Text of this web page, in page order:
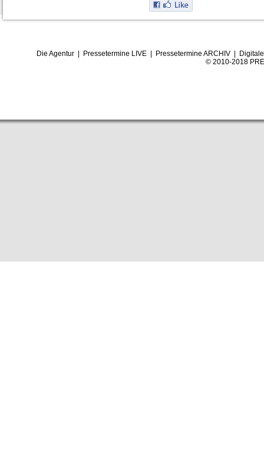
Die Agentur| Pressetermine LIVE| Pressetermine ARCHIV|
© 2010-2018